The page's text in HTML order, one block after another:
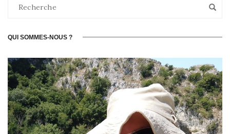
QUI SOMMES-NOUS ?